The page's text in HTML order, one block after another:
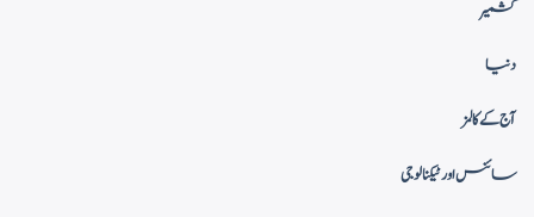
کشمیر
دنیا
آج کے کالمز
سائنس اور ٹیکنالوجی